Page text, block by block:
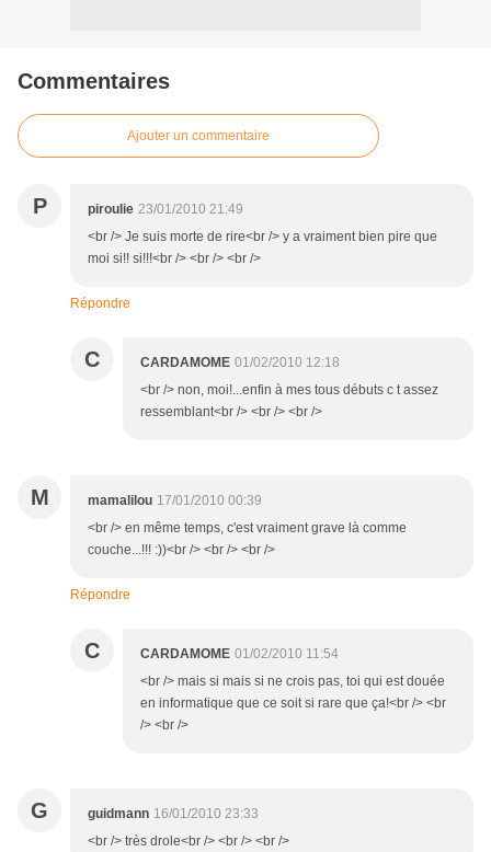
Commentaires
Ajouter un commentaire
P piroulie 23/01/2010 21:49
<br /> Je suis morte de rire<br /> y a vraiment bien pire que
moi si!! si!!!<br /> <br /> <br />
Répondre
C CARDAMOME 01/02/2010 12:18
<br /> non, moi!...enfin à mes tous débuts c t assez
ressemblant<br /> <br /> <br />
M mamalilou 17/01/2010 00:39
<br /> en même temps, c'est vraiment grave là comme
couche...!!! :))<br /> <br /> <br />
Répondre
C CARDAMOME 01/02/2010 11:54
<br /> mais si mais si ne crois pas, toi qui est douée
en informatique que ce soit si rare que ça!<br /> <br
/> <br />
G guidmann 16/01/2010 23:33
<br /> très drole<br /> <br /> <br />